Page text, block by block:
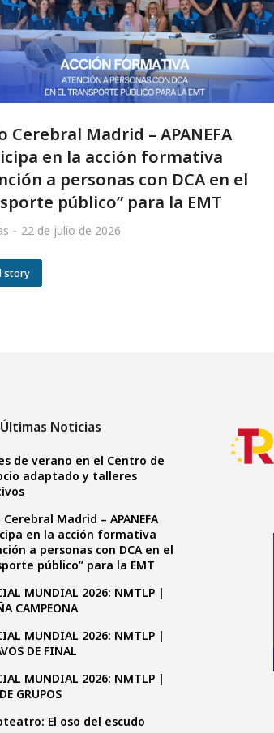
Cerebral Madrid – APANEFA
en la acción formativa
a personas con DCA en el
público” para la EMT
22 de julio de 2026
story
Últimas Noticias
de verano en el Centro de
adaptado y talleres
Cerebral Madrid – APANEFA
en la acción formativa
a personas con DCA en el
público” para la EMT
MUNDIAL 2026: NMTLP |
CAMPEONA
MUNDIAL 2026: NMTLP |
DE FINAL
MUNDIAL 2026: NMTLP |
GRUPOS
El oso del escudo